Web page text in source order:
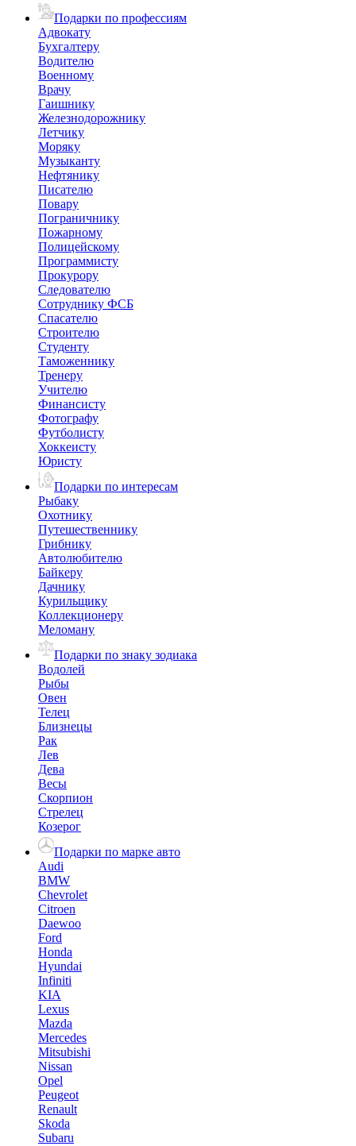
Подарки по профессиям
Адвокату
Бухгалтеру
Водителю
Военному
Врачу
Гаишнику
Железнодорожнику
Летчику
Моряку
Музыканту
Нефтянику
Писателю
Повару
Пограничнику
Пожарному
Полицейскому
Программисту
Прокурору
Следователю
Сотруднику ФСБ
Спасателю
Строителю
Студенту
Таможеннику
Тренеру
Учителю
Финансисту
Фотографу
Футболисту
Хоккеисту
Юристу
Подарки по интересам
Рыбаку
Охотнику
Путешественнику
Грибнику
Автолюбителю
Байкеру
Дачнику
Курильщику
Коллекционеру
Меломану
Подарки по знаку зодиака
Водолей
Рыбы
Овен
Телец
Близнецы
Рак
Лев
Дева
Весы
Скорпион
Стрелец
Козерог
Подарки по марке авто
Audi
BMW
Chevrolet
Citroen
Daewoo
Ford
Honda
Hyundai
Infiniti
KIA
Lexus
Mazda
Mercedes
Mitsubishi
Nissan
Opel
Peugeot
Renault
Skoda
Subaru